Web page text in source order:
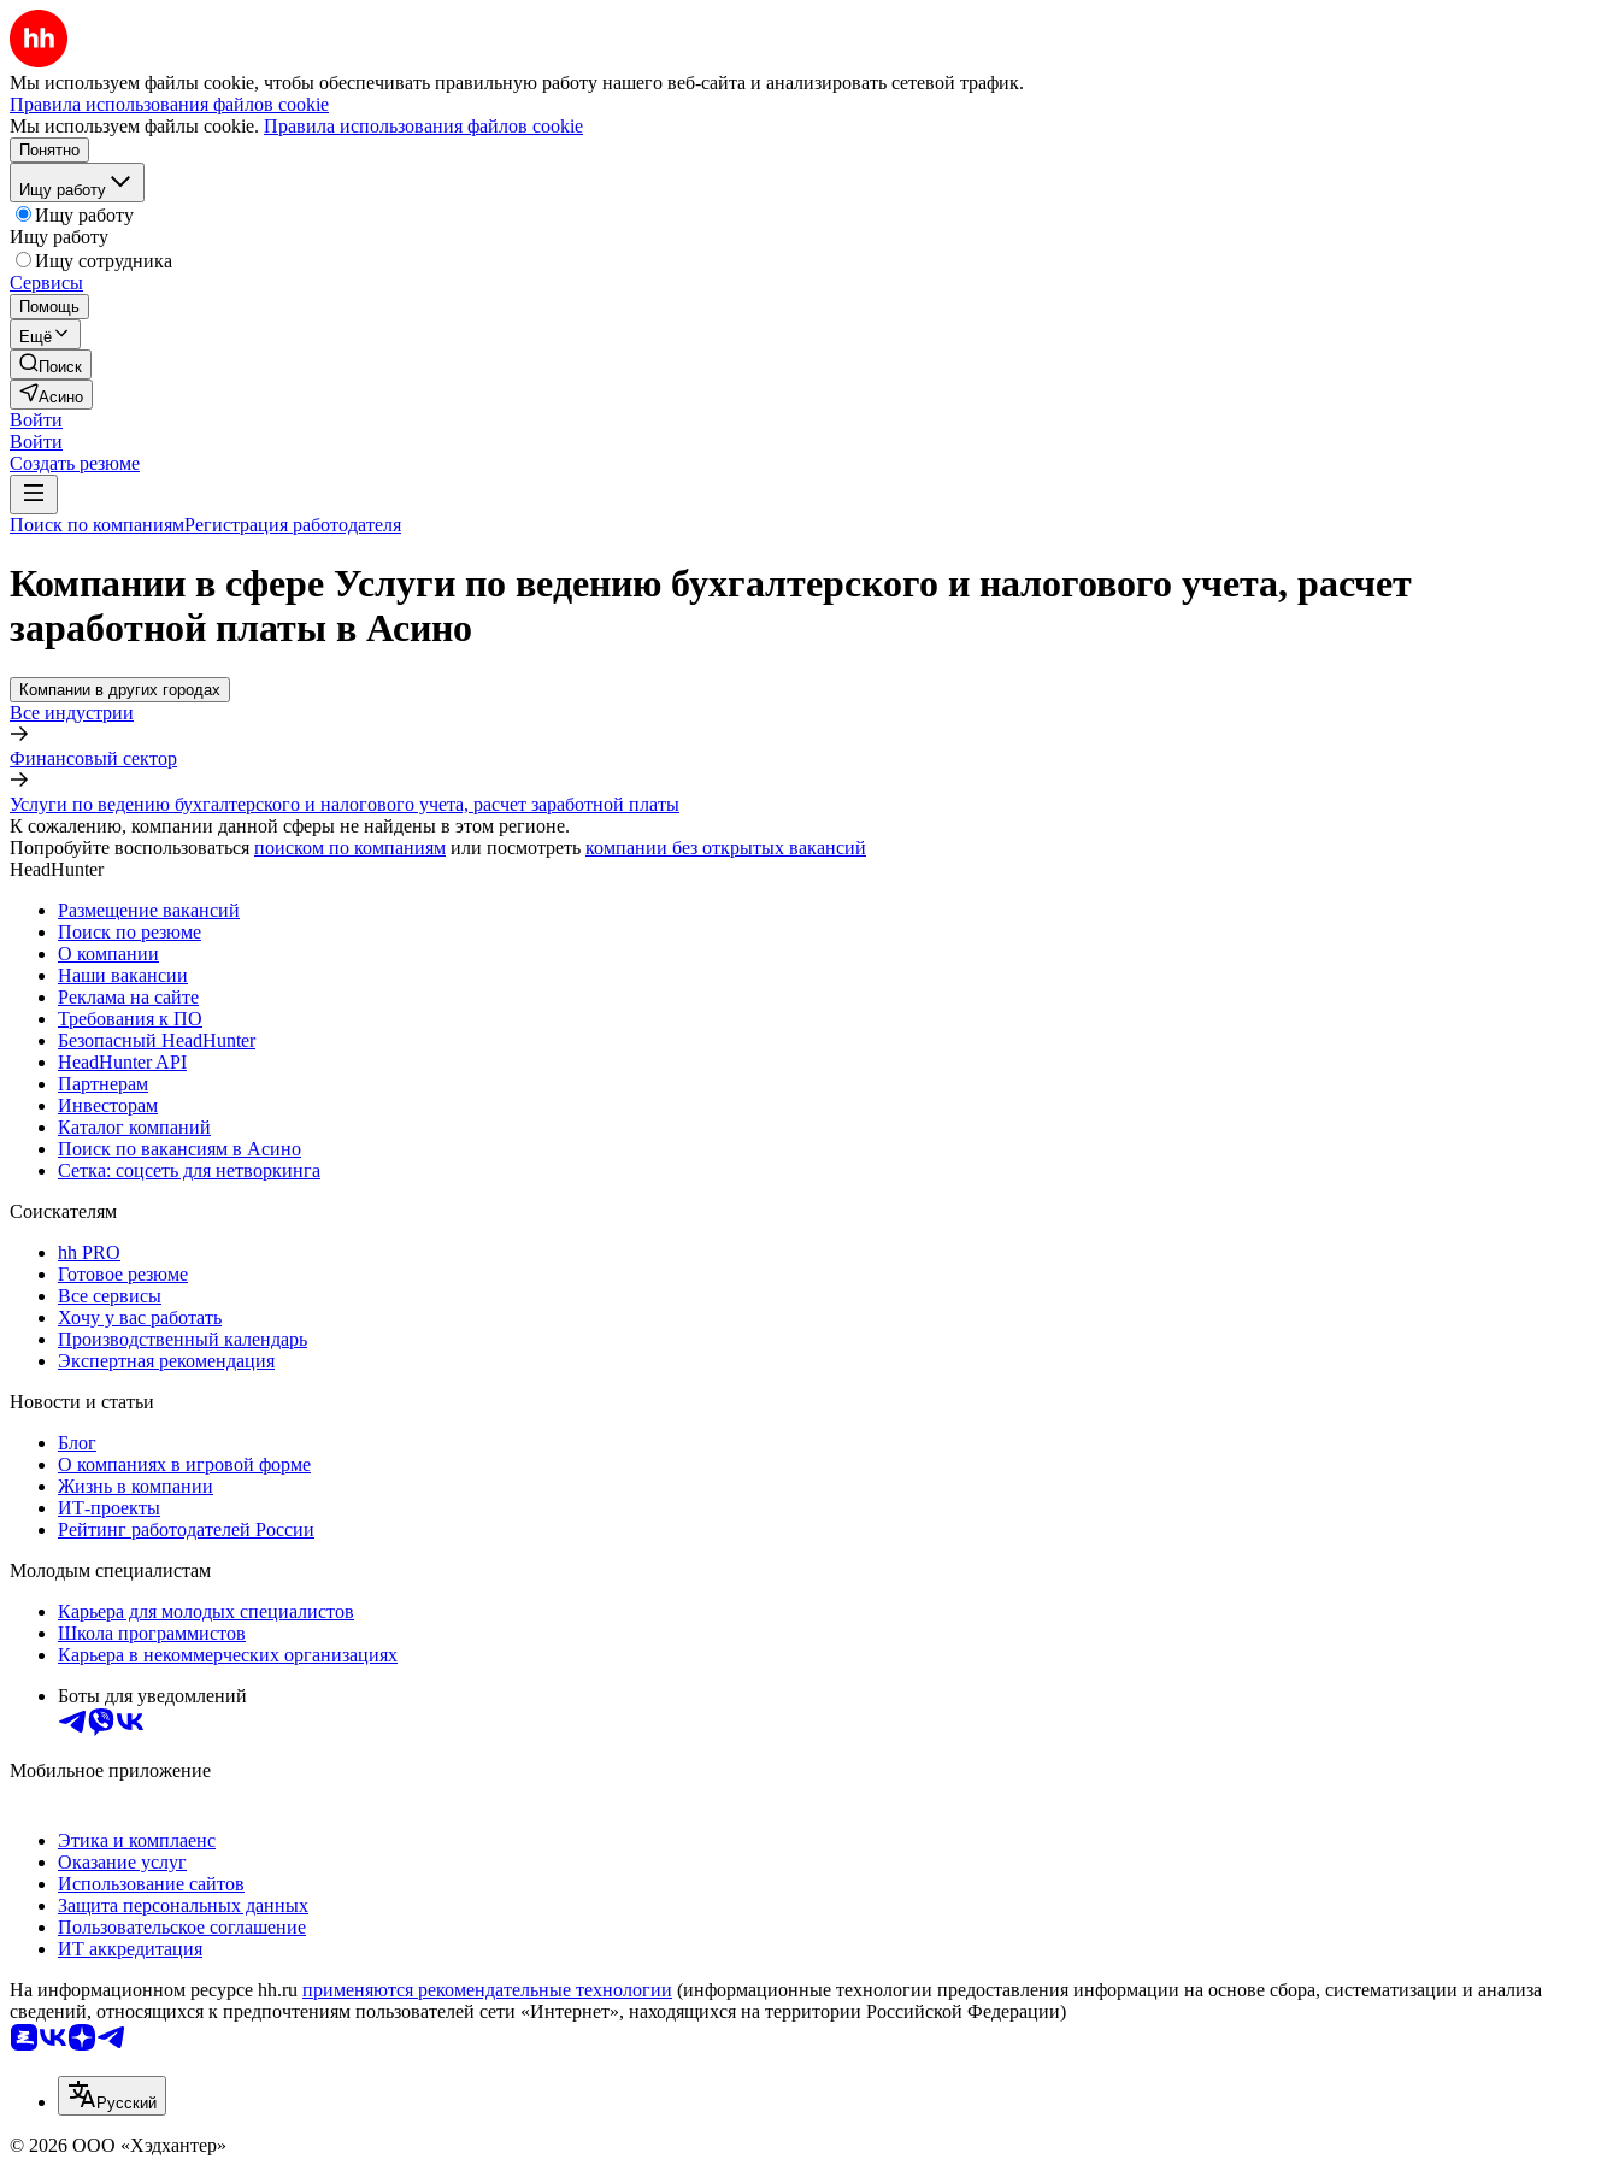
Мы используем файлы cookie, чтобы обеспечивать правильную работу нашего веб-сайта и анализировать сетевой трафик.
Правила использования файлов cookie
Мы используем файлы cookie. Правила использования файлов cookie
Понятно
Ищу работу
Ищу работу
Ищу работу
Ищу сотрудника
Сервисы
Помощь
Ещё
Поиск
Асино
Войти
Войти
Создать резюме
Поиск по компаниямРегистрация работодателя
Компании в сфере Услуги по ведению бухгалтерского и налогового учета, расчет
заработной платы в Асино
Компании в других городах
Все индустрии
Финансовый сектор
Услуги по ведению бухгалтерского и налогового учета, расчет заработной платы
К сожалению, компании данной сферы не найдены в этом регионе.
Попробуйте воспользоваться поиском по компаниям или посмотреть компании без открытых вакансий
HeadHunter
Размещение вакансий
Поиск по резюме
О компании
Наши вакансии
Реклама на сайте
Требования к ПО
Безопасный HeadHunter
HeadHunter API
Партнерам
Инвесторам
Каталог компаний
Поиск по вакансиям в Асино
Сетка: соцсеть для нетворкинга
Соискателям
hh PRO
Готовое резюме
Все сервисы
Хочу у вас работать
Производственный календарь
Экспертная рекомендация
Новости и статьи
Блог
О компаниях в игровой форме
Жизнь в компании
ИТ-проекты
Рейтинг работодателей России
Молодым специалистам
Карьера для молодых специалистов
Школа программистов
Карьера в некоммерческих организациях
Боты для уведомлений
Мобильное приложение
Этика и комплаенс
Оказание услуг
Использование сайтов
Защита персональных данных
Пользовательское соглашение
ИТ аккредитация
На информационном ресурсе hh.ru применяются рекомендательные технологии (информационные технологии предоставления информации на основе сбора, систематизации и анализа
сведений, относящихся к предпочтениям пользователей сети «Интернет», находящихся на территории Российской Федерации)
Русский
© 2026 ООО «Хэдхантер»